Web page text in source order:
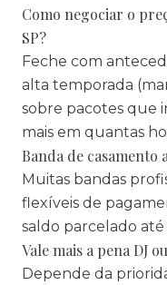
Como negociar o
SP?
Feche com
alta temporada
sobre pacotes que
mais em quantas
Banda de casamento
Muitas bandas
flexíveis de
saldo parcelado
Vale mais a pena DJ
Depende da